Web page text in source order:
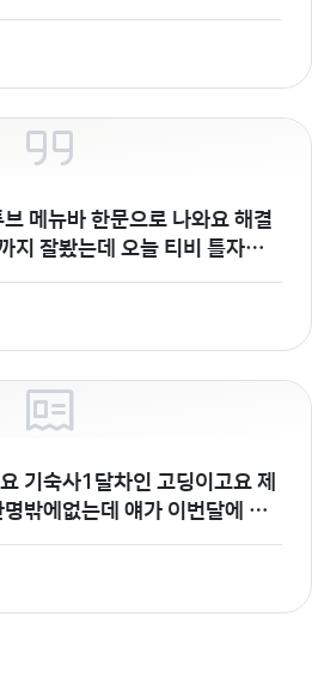
메뉴바 한문으로 나와요 해결
지 잘봤는데 오늘 티비 틀자마
뉴바가
기숙사1달차인 고딩이고요 제
밖에없는데 얘가 이번달에 나